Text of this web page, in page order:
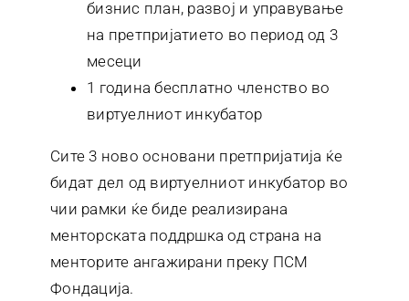
бизнис план, развој и управување
на претпријатието во период од 3
месеци
1 година бесплатно членство во
виртуелниот инкубатор
Сите 3 ново основани претпријатија ќе
бидат дел од виртуелниот инкубатор во
чии рамки ќе биде реализирана
менторската поддршка од страна на
менторите ангажирани преку ПСМ
Фондација.